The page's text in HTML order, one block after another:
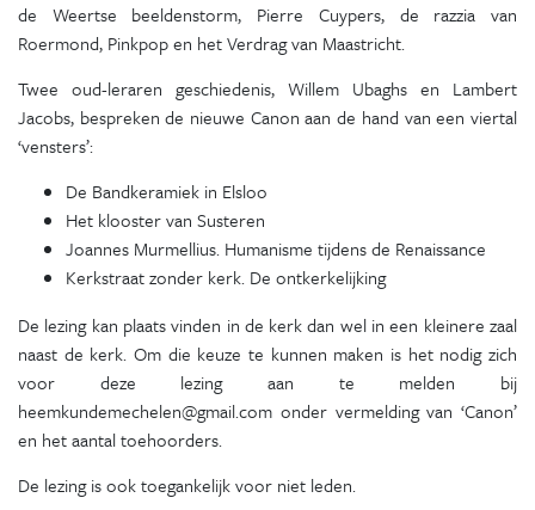
de Weertse beeldenstorm, Pierre Cuypers, de razzia van
Roermond, Pinkpop en het Verdrag van Maastricht.
Twee oud-leraren geschiedenis, Willem Ubaghs en Lambert
Jacobs, bespreken de nieuwe Canon aan de hand van een viertal
‘vensters’:
De Bandkeramiek in Elsloo
Het klooster van Susteren
Joannes Murmellius. Humanisme tijdens de Renaissance
Kerkstraat zonder kerk. De ontkerkelijking
De lezing kan plaats vinden in de kerk dan wel in een kleinere zaal
naast de kerk. Om die keuze te kunnen maken is het nodig zich
voor deze lezing aan te melden bij
heemkundemechelen@gmail.com onder vermelding van ‘Canon’
en het aantal toehoorders.
De lezing is ook toegankelijk voor niet leden.